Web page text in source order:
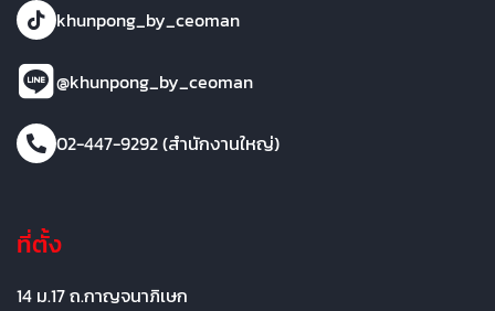
khunpong_by_ceoman
@khunpong_by_ceoman
02-447-9292 (สำนักงานใหญ่)
ที่ตั้ง
14 ม.17 ถ.กาญจนาภิเษก